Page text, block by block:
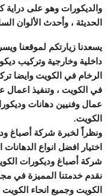
والديكورات وهو على دراية
الحديثة ، وأحدث الألوان
يسعدنا زيارتكم لموقعنا
داخلية وخارجية وتركيب
الرخام في الكويت وايضا
في الكويت ، وتنفيذ اعمال
عمال وفنيين دهانات
الكويت.
ونظراً لخبرة شركة أصباغ
اختيار افضل انواع
شركة أصباغ وديكورات
نقدم خدمتنا المميزة في
الكويت وجميع انحاء